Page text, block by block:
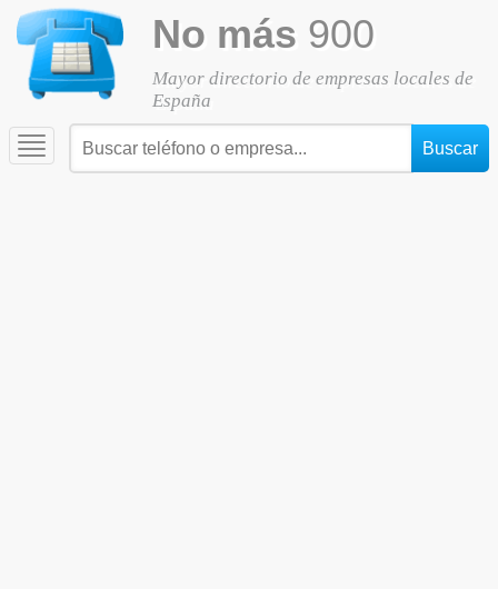
No más 900
Mayor directorio de empresas locales de
España
Toggle
navigation